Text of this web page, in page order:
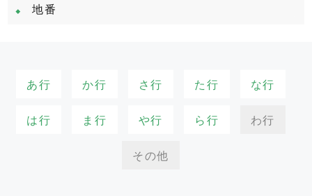
地番
あ行 か行 さ行 た行 な行
は行 ま行 や行 ら行 わ行
その他